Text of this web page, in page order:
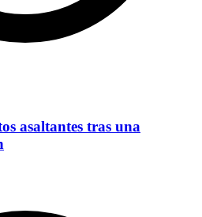
asaltantes tras una